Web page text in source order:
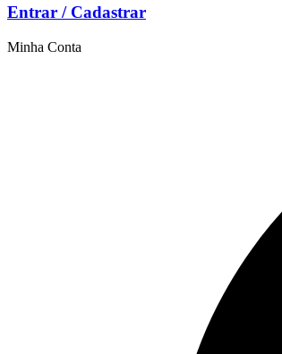
Entrar / Cadastrar
Minha Conta